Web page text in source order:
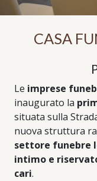
CASA
Le imprese
inaugurato la
situata sulla
nuova struttura
settore funebre
intimo e
cari.